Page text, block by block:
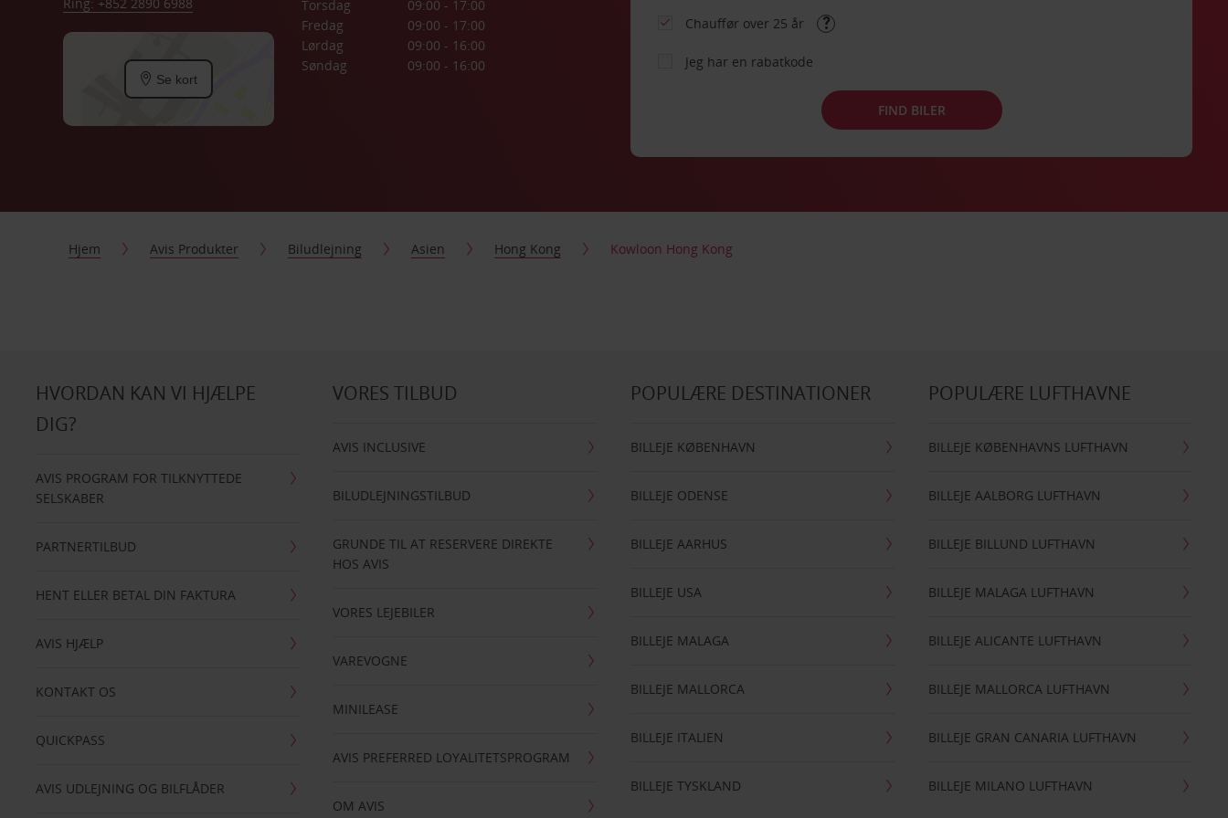
Se kort
Torsdag
09:00 - 17:00
Fredag
09:00 - 17:00
Lørdag
09:00 - 16:00
Søndag
09:00 - 16:00
Chauffør over 25 år
Jeg har en rabatkode
FIND BILER
Hjem Avis Produkter Biludlejning Asien Hong Kong Kowloon Hong Kong
HVORDAN KAN VI HJÆLPE
DIG?
AVIS PROGRAM FOR TILKNYTTEDE
SELSKABER
PARTNERTILBUD
HENT ELLER BETAL DIN FAKTURA
AVIS HJÆLP
KONTAKT OS
QUICKPASS
AVIS UDLEJNING OG BILFLÅDER
VORES TILBUD
AVIS INCLUSIVE
BILUDLEJNINGSTILBUD
GRUNDE TIL AT RESERVERE DIREKTE
HOS AVIS
VORES LEJEBILER
VAREVOGNE
MINILEASE
AVIS PREFERRED LOYALITETSPROGRAM
OM AVIS
POPULÆRE DESTINATIONER
BILLEJE KØBENHAVN
BILLEJE ODENSE
BILLEJE AARHUS
BILLEJE USA
BILLEJE MALAGA
BILLEJE MALLORCA
BILLEJE ITALIEN
BILLEJE TYSKLAND
POPULÆRE LUFTHAVNE
BILLEJE KØBENHAVNS LUFTHAVN
BILLEJE AALBORG LUFTHAVN
BILLEJE BILLUND LUFTHAVN
BILLEJE MALAGA LUFTHAVN
BILLEJE ALICANTE LUFTHAVN
BILLEJE MALLORCA LUFTHAVN
BILLEJE GRAN CANARIA LUFTHAVN
BILLEJE MILANO LUFTHAVN